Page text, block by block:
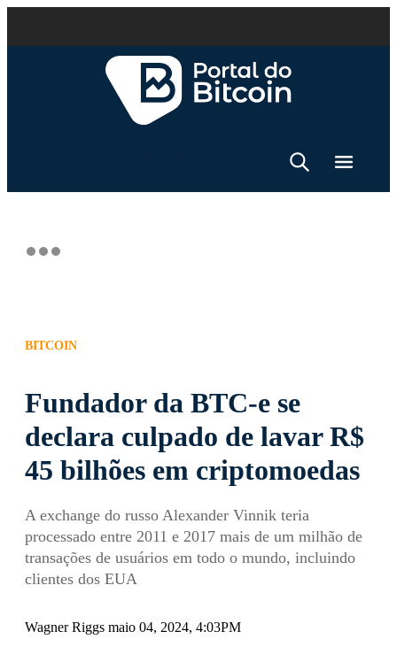
BITCOIN
Fundador da BTC-e se
declara culpado de lavar R$
45 bilhões em criptomoedas
A exchange do russo Alexander Vinnik teria
processado entre 2011 e 2017 mais de um milhão de
transações de usuários em todo o mundo, incluindo
clientes dos EUA
Wagner Riggs maio 04, 2024, 4:03PM